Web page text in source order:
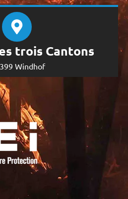
trois Cantons
Windhof